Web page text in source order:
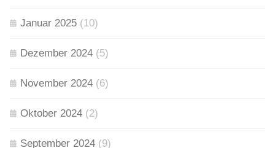
Januar 2025 (10)
Dezember 2024 (5)
November 2024 (6)
Oktober 2024 (2)
September 2024 (9)